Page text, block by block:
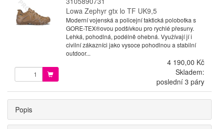
Lowa Zephyr gtx lo TF UK9,5
Moderní vojenská a policejní taktická polobotka s
GORE-TEX®ovou podšívkou pro rychlé přesuny.
Lehká, pohodlná, podélně ohebná. Využívají jí i
civilní zákazníci jako vysoce pohodlnou a stabilní
outdoor...
4 190,00 Kč
Skladem:
poslední 3 páry
Popis